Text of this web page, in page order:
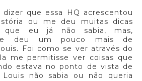
dizer que essa HQ acrescentou
ou me deu muitas dicas
que eu já não sabia, mas,
deu um pouco mais de
Foi como se ver através do
me permitisse ver coisas que
estava no ponto de vista de
Louis não sabia ou não queria